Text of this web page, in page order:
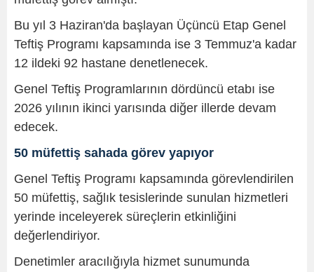
Bu yıl 3 Haziran'da başlayan Üçüncü Etap Genel
Teftiş Programı kapsamında ise 3 Temmuz'a kadar
12 ildeki 92 hastane denetlenecek.
Genel Teftiş Programlarının dördüncü etabı ise
2026 yılının ikinci yarısında diğer illerde devam
edecek.
50 müfettiş sahada görev yapıyor
Genel Teftiş Programı kapsamında görevlendirilen
50 müfettiş, sağlık tesislerinde sunulan hizmetleri
yerinde inceleyerek süreçlerin etkinliğini
değerlendiriyor.
Denetimler aracılığıyla hizmet sunumunda